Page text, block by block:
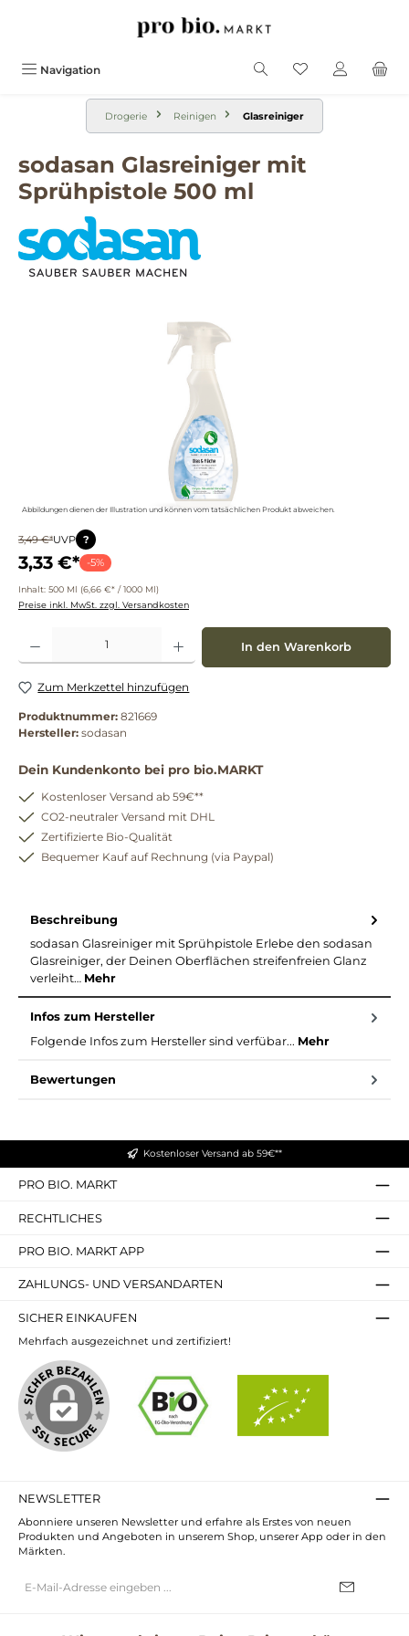
Navigation
Drogerie Reinigen Glasreiniger
sodasan Glasreiniger mit
Sprühpistole 500 ml
Abbildungen dienen der Illustration und können vom tatsächlichen Produkt abweichen.
3,49 €*UVP ?
3,33 €* -5%
Inhalt: 500 Ml (6,66 €* / 1000 Ml)
Preise inkl. MwSt. zzgl. Versandkosten
Produkt Anzahl: Gib den gewünschten Wert ein oder benutze die Schaltflächen um
In den Warenkorb
Zum Merkzettel hinzufügen
Produktnummer: 821669
Hersteller: sodasan
Dein Kundenkonto bei pro bio.MARKT
Kostenloser Versand ab 59€**
CO2-neutraler Versand mit DHL
Zertifizierte Bio-Qualität
Bequemer Kauf auf Rechnung (via Paypal)
Beschreibung
sodasan Glasreiniger mit Sprühpistole Erlebe den sodasan
Glasreiniger, der Deinen Oberflächen streifenfreien Glanz
verleiht… Mehr
Infos zum Hersteller
Folgende Infos zum Hersteller sind verfübar... Mehr
Bewertungen
Kostenloser Versand ab 59€**
PRO BIO. MARKT
RECHTLICHES
PRO BIO. MARKT APP
ZAHLUNGS- UND VERSANDARTEN
SICHER EINKAUFEN
Mehrfach ausgezeichnet und zertifiziert!
NEWSLETTER
Abonniere unseren Newsletter und erfahre als Erstes von neuen
Produkten und Angeboten in unserem Shop, unserer App oder in den
Märkten.
Mail-